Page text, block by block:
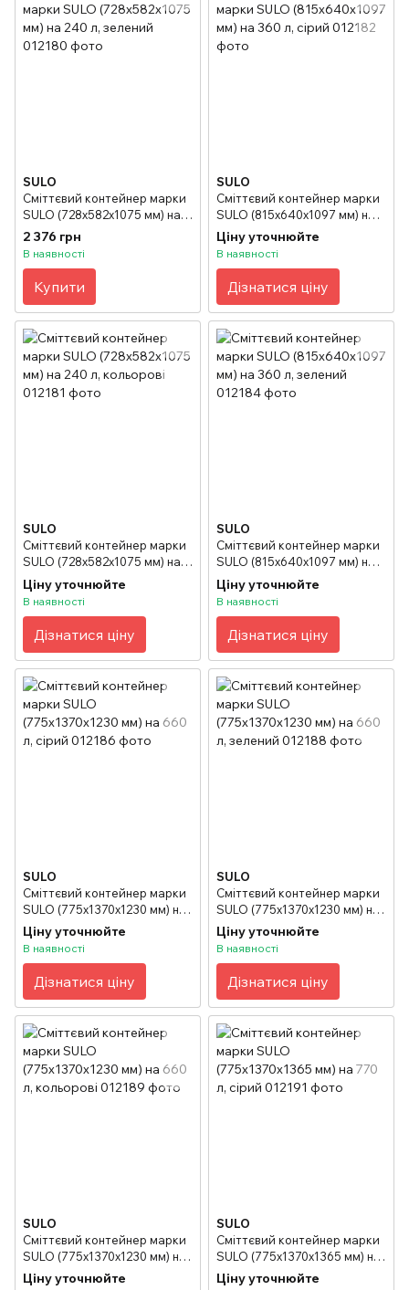
SULO
Сміттєвий контейнер марки
SULO (728x582х1075 мм) на
240 л, зелений
2 376 грн
В наявності
Купити
SULO
Сміттєвий контейнер марки
SULO (815x640х1097 мм) на
360 л, сірий
Ціну уточнюйте
В наявності
Дізнатися ціну
SULO
Сміттєвий контейнер марки
SULO (728x582х1075 мм) на
240 л, кольорові
Ціну уточнюйте
В наявності
Дізнатися ціну
SULO
Сміттєвий контейнер марки
SULO (815x640х1097 мм) на
360 л, зелений
Ціну уточнюйте
В наявності
Дізнатися ціну
SULO
Сміттєвий контейнер марки
SULO (775x1370х1230 мм) на
660 л, сірий
Ціну уточнюйте
В наявності
Дізнатися ціну
SULO
Сміттєвий контейнер марки
SULO (775x1370х1230 мм) на
660 л, зелений
Ціну уточнюйте
В наявності
Дізнатися ціну
SULO
Сміттєвий контейнер марки
SULO (775x1370х1230 мм) на
660 л, кольорові
Ціну уточнюйте
SULO
Сміттєвий контейнер марки
SULO (775x1370х1365 мм) на
770 л, сірий
Ціну уточнюйте